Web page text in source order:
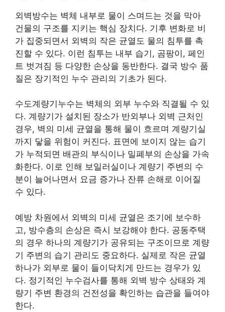
외벽방수는 벽체 내부로 물이 스며드는 것을 막아
건물의 구조를 지키는 핵심 장치다. 기후 변화로 비
가 집중되면서 외벽의 작은 균열도 물의 침투를 촉
진할 수 있다. 이런 침투는 내부 습기, 곰팡이, 페인
트 벗겨짐 등 다양한 손상을 동반한다. 결국 방수 품
질은 장기적인 누수 관리의 기초가 된다.
수도계량기누수는 벽체의 외부 누수와 직결될 수 있
다. 계량기가 설치된 장소가 반외부나 외벽 근처인
경우, 벽의 미세 균열을 통해 물이 흐르며 계량기실
까지 닿을 위험이 커진다. 표면에 보이지 않는 습기
가 누적되면 배관의 부식이나 밀폐부의 손상을 가속
화한다. 이로 인해 보일러실이나 계량기 주변의 수
분이 늘어나면서 요금 증가나 잔류 손해로 이어질
수 있다.
예방 차원에서 외벽의 미세 균열은 조기에 보수하
고, 방수층의 손상은 즉시 보강해야 한다. 공동주택
의 경우 하나의 계량기가 공유되는 구조이므로 계량
기 주변의 습기 관리도 중요하다. 실제로 작은 균열
하나가 외부로 물이 들이닥치게 만드는 경우가 있
다. 정기적인 누수검사를 통해 외벽 방수 상태와 계
량기 주변 환경의 건전성을 확인하는 습관을 들여야
한다.